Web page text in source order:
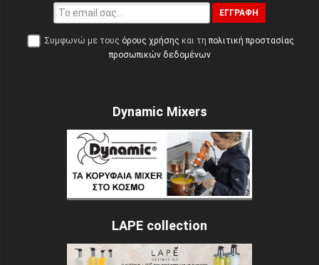
ΕΓΓΡΑΦΉ
Συμφωνώ με τους όρους χρήσης και τη πολιτική προστασίας
προσωπικών δεδομένων
Dynamic Mixers
LAPE collection